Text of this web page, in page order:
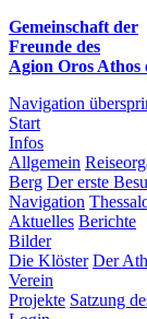
Gemeinschaft der
Freunde des
Agion Oros Athos
Navigation
Start
Infos
Allgemein
Berg Der erste
Navigation
Aktuelles Berichte
Bilder
Die Klöster Der
Verein
Projekte Satzung